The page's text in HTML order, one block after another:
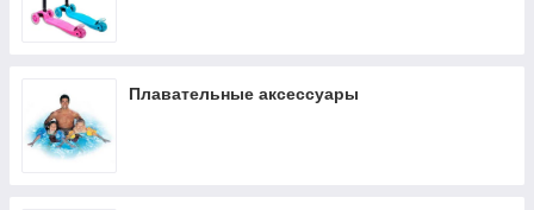
Плавательные аксессуары